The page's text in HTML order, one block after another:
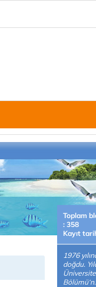
Toplam
: 358
Kayıt
1976
doğdu.